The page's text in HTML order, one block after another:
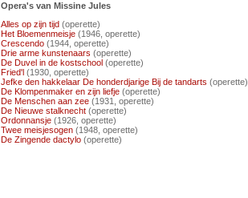
Opera's van Missine Jules
Alles op zijn tijd (operette)
Het Bloemenmeisje (1946, operette)
Crescendo (1944, operette)
Drie arme kunstenaars (operette)
De Duvel in de kostschool (operette)
Fried'l (1930, operette)
Jefke den hakkelaar De honderdjarige Bij de tandarts (operette)
De Klompenmaker en zijn liefje (operette)
De Menschen aan zee (1931, operette)
De Nieuwe stalknecht (operette)
Ordonnansje (1926, operette)
Twee meisjesogen (1948, operette)
De Zingende dactylo (operette)